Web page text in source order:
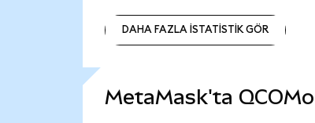
DAHA FAZLA İSTATİSTİK GÖR
MetaMask'ta